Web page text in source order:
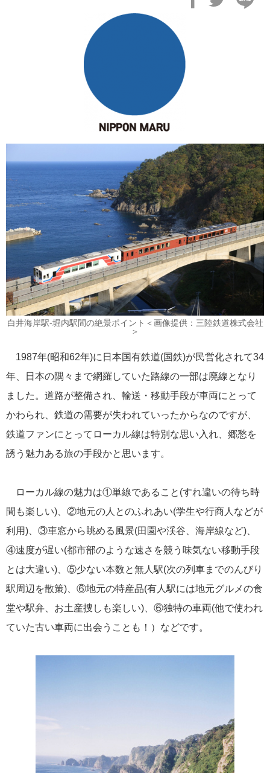
白井海岸駅-堀内駅間の絶景ポイント＜画像提供：三陸鉄道株式会社
＞
1987年(昭和62年)に日本国有鉄道(国鉄)が民営化されて34
年、日本の隅々まで網羅していた路線の一部は廃線となり
ました。道路が整備され、輸送・移動手段が車両にとって
かわられ、鉄道の需要が失われていったからなのですが、
鉄道ファンにとってローカル線は特別な思い入れ、郷愁を
誘う魅力ある旅の手段かと思います。
ローカル線の魅力は①単線であること(すれ違いの待ち時
間も楽しい)、②地元の人とのふれあい(学生や行商人などが
利用)、③車窓から眺める風景(田園や渓谷、海岸線など)、
④速度が遅い(都市部のような速さを競う味気ない移動手段
とは大違い)、⑤少ない本数と無人駅(次の列車までのんびり
駅周辺を散策)、⑥地元の特産品(有人駅には地元グルメの食
堂や駅弁、お土産捜しも楽しい)、⑥独特の車両(他で使われ
ていた古い車両に出会うことも！）などです。
飛鳥II 2027年オセアニアグランドクルーズ発表！
飛鳥II 小山薫堂×飛鳥II～洋上の大人の文化祭～本日発売です
2026年01月30日
飛鳥II シンガポール寄港中です！
カテゴリーリスト
ねずみ君のつぶやき♪ 416
世界一周クルーズ
飛鳥II 2018年世界一周クルーズ
にっぽん丸
初夏の日本一周
コースご案内 7
ぱしふぃっく びいなす
ぱしふぃっくびいなすチャーター
プリンセス・クルーズ 110
おすすめ情報